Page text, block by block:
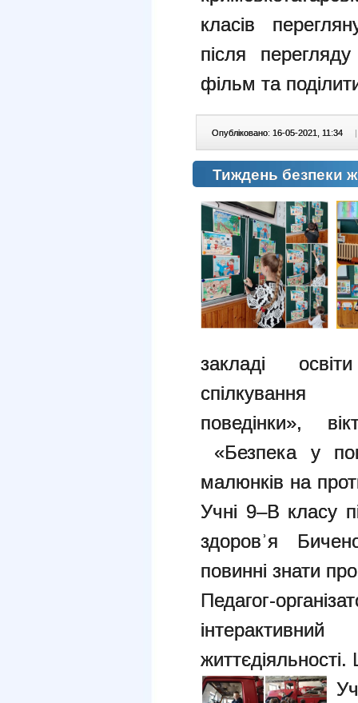
класів
після
фільм та
Опубліковано: 16-05-2021, 11:34 |
Тиждень безпеки
закладі
поведінки»,
«Безпека у
малюнків на
Учні 9–В класу
здоровʾя
повинні знати
Педагог-